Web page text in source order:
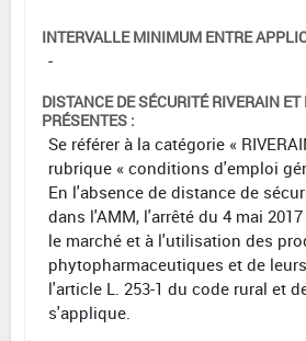
INTERVALLE MINIMUM ENTRE
-
DISTANCE DE SÉCURITÉ RIVERAIN
PRÉSENTES :
Se référer à la catégorie «
rubrique « conditions d'emploi
En l'absence de distance de
dans l'AMM, l'arrêté du 4 mai
le marché et à l'utilisation des
phytopharmaceutiques et de
l'article L. 253-1 du code rural et
s'applique.